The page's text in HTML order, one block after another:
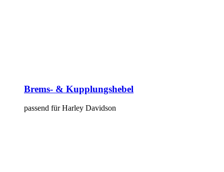
Brems- & Kupplungshebel
passend für Harley Davidson